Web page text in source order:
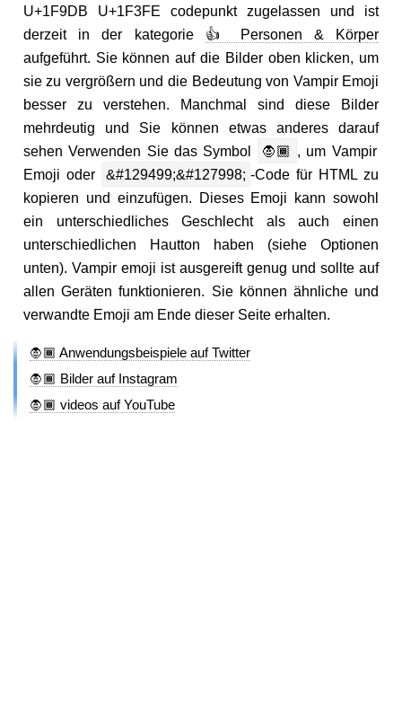
U+1F9DB U+1F3FE codepunkt zugelassen und ist
derzeit in der kategorie 👍 Personen & Körper
aufgeführt. Sie können auf die Bilder oben klicken, um
sie zu vergrößern und die Bedeutung von Vampir Emoji
besser zu verstehen. Manchmal sind diese Bilder
mehrdeutig und Sie können etwas anderes darauf
sehen Verwenden Sie das Symbol
🧛🏾 , um Vampir
Emoji oder
&#129499;&#127998; -Code für HTML zu
kopieren und einzufügen. Dieses Emoji kann sowohl
ein unterschiedliches Geschlecht als auch einen
unterschiedlichen Hautton haben (siehe Optionen
unten). Vampir emoji ist ausgereift genug und sollte auf
allen Geräten funktionieren. Sie können ähnliche und
verwandte Emoji am Ende dieser Seite erhalten.
🧛🏾 Anwendungsbeispiele auf Twitter
🧛🏾 Bilder auf Instagram
🧛🏾 videos auf YouTube